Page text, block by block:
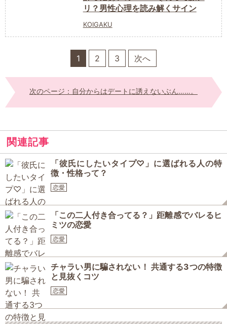
リ？男性心理を読み解くサイン
KOIGAKU
1 2 3 次へ
次のページ：自分からはデートに誘えないぶん……。
関連記事
「彼氏にしたいタイプ♡」に選ばれる人の特
徴・性格って？
恋愛
「この二人付き合ってる？」距離感でバレるヒ
ミツの恋愛
恋愛
チャラい男に騙されない！ 共通する3つの特徴
と見抜くコツ
恋愛